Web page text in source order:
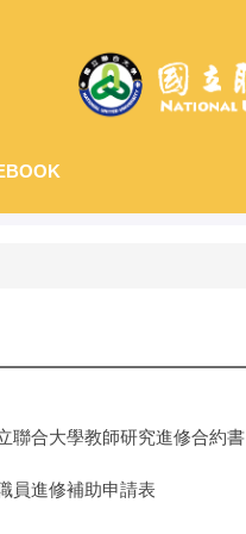
聯合大學教師研究進修合約書
員進修補助申請表